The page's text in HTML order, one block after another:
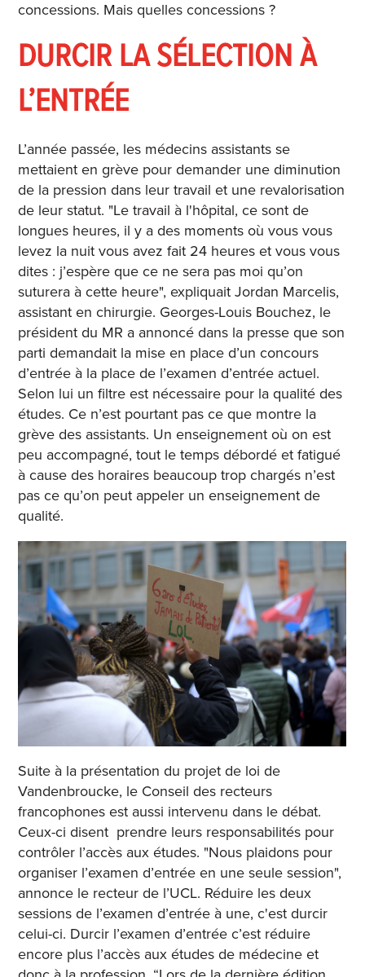
concessions. Mais quelles concessions ?
DURCIR LA SÉLECTION À
L’ENTRÉE
L’année passée, les médecins assistants se
mettaient en grève pour demander une diminution
de la pression dans leur travail et une revalorisation
de leur statut. "Le travail à l'hôpital, ce sont de
longues heures, il y a des moments où vous vous
levez la nuit vous avez fait 24 heures et vous vous
dites : j’espère que ce ne sera pas moi qu’on
suturera à cette heure", expliquait Jordan Marcelis,
assistant en chirurgie. Georges-Louis Bouchez, le
président du MR a annoncé dans la presse que son
parti demandait la mise en place d’un concours
d’entrée à la place de l’examen d’entrée actuel.
Selon lui un filtre est nécessaire pour la qualité des
études. Ce n’est pourtant pas ce que montre la
grève des assistants. Un enseignement où on est
peu accompagné, tout le temps débordé et fatigué
à cause des horaires beaucoup trop chargés n’est
pas ce qu’on peut appeler un enseignement de
qualité.
Suite à la présentation du projet de loi de
Vandenbroucke, le Conseil des recteurs
francophones est aussi intervenu dans le débat.
Ceux-ci disent prendre leurs responsabilités pour
contrôler l’accès aux études. "Nous plaidons pour
organiser l’examen d’entrée en une seule session",
annonce le recteur de l’UCL. Réduire les deux
sessions de l’examen d’entrée à une, c'est durcir
celui-ci. Durcir l’examen d’entrée c’est réduire
encore plus l’accès aux études de médecine et